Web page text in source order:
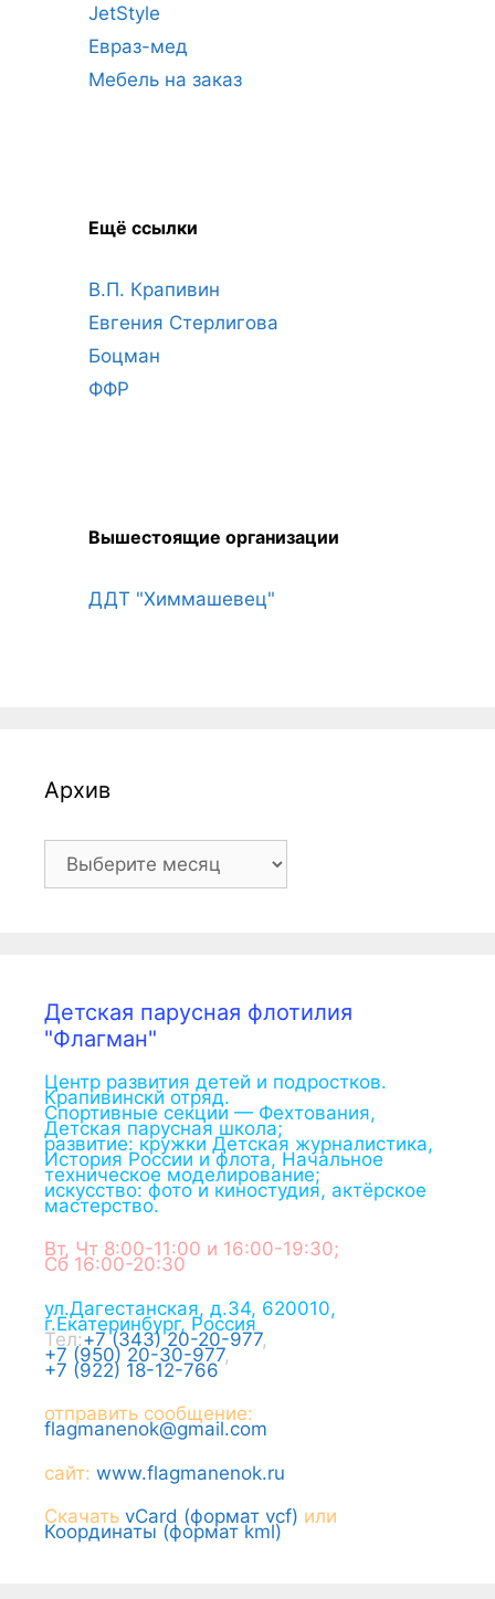
JetStyle
Евраз-мед
Мебель на заказ
Ещё ссылки
В.П. Крапивин
Евгения Стерлигова
Боцман
ФФР
Вышестоящие организации
ДДТ "Химмашевец"
Архив
Архив
Детская парусная флотилия
"Флагман"
Центр развития детей и подростков.
Крапивинскй отряд.
Спортивные секции — Фехтования,
Детская парусная школа;
развитие: кружки Детская журналистика,
История России и флота, Начальное
техническое моделирование;
искусство: фото и киностудия, актёрское
мастерство.
Вт, Чт 8:00-11:00 и 16:00-19:30;
Сб 16:00-20:30
ул.Дагестанская, д.34, 620010,
г.Екатеринбург, Россия
Тел:+7 (343) 20-20-977,
+7 (950) 20-30-977,
+7 (922) 18-12-766
отправить сообщение:
flagmanenok@gmail.com
сайт: www.flagmanenok.ru
Скачать vCard (формат vcf) или
Координаты (формат kml)